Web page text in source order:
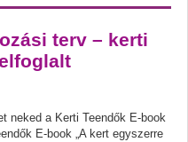
terv – kerti
neked a Kerti Teendők E-book
E-book „A kert egyszerre